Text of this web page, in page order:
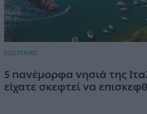
ΕΞΩΤΕΡΙΚΟ
5 πανέμορφα νησιά της
είχατε σκεφτεί να